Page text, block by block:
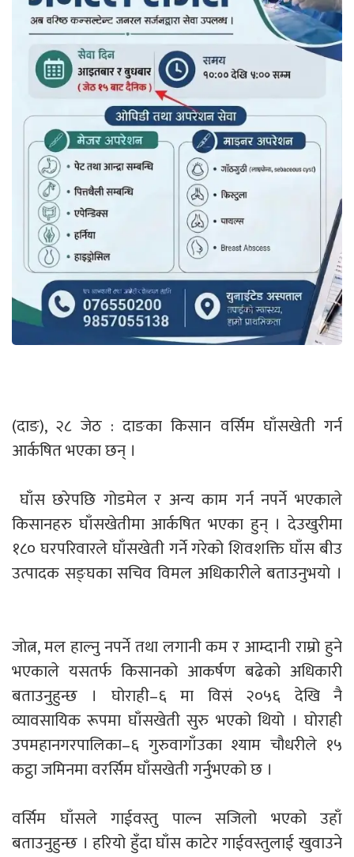
(दाङ), २८ जेठ : दाङका किसान वर्सिम घाँसखेती गर्न
आर्कषित भएका छन् ।
घाँस छरेपछि गोडमेल र अन्य काम गर्न नपर्ने भएकाले
किसानहरु घाँसखेतीमा आर्कषित भएका हुन् । देउखुरीमा
१८० घरपरिवारले घाँसखेती गर्ने गरेको शिवशक्ति घाँस बीउ
उत्पादक सङ्घका सचिव विमल अधिकारीले बताउनुभयो ।
जोत्न, मल हाल्नु नपर्ने तथा लगानी कम र आम्दानी राम्रो हुने
भएकाले यसतर्फ किसानको आकर्षण बढेको अधिकारी
बताउनुहुन्छ । घोराही–६ मा विसं २०५६ देखि नै
व्यावसायिक रूपमा घाँसखेती सुरु भएको थियो । घोराही
उपमहानगरपालिका–६ गुरुवागाँउका श्याम चौधरीले १५
कट्ठा जमिनमा वरर्सिम घाँसखेती गर्नुभएको छ ।
वर्सिम घाँसले गाईवस्तु पाल्न सजिलो भएको उहाँ
बताउनुहुन्छ । हरियो हुँदा घाँस काटेर गाईवस्तुलाई खुवाउने